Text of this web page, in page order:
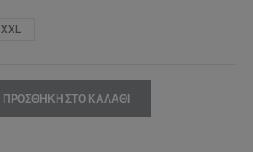
XXL
ΠΡΟΣΘΉΚΗ ΣΤΟ ΚΑΛΆΘΙ